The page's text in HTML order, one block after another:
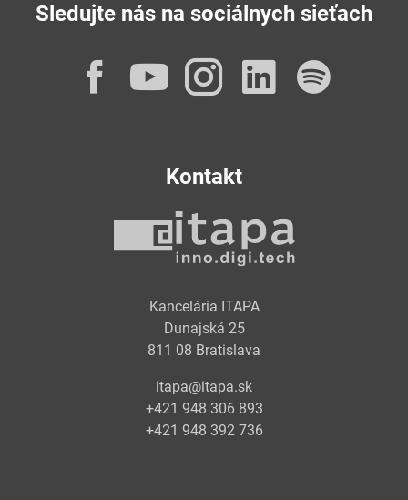
Sledujte nás na sociálnych sieťach
Facebook
YouTube
Instagram
Kontakt
Kancelária ITAPA
Dunajská 25
811 08 Bratislava
itapa@itapa.sk
+421 948 306 893
+421 948 392 736